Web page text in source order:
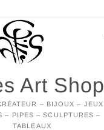
Art Shop
– BIJOUX – JEUX
– PIPES – SCULPTURES –
TABLEAUX